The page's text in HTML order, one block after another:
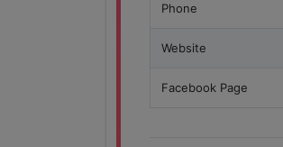
Phone
Website
Facebook Page